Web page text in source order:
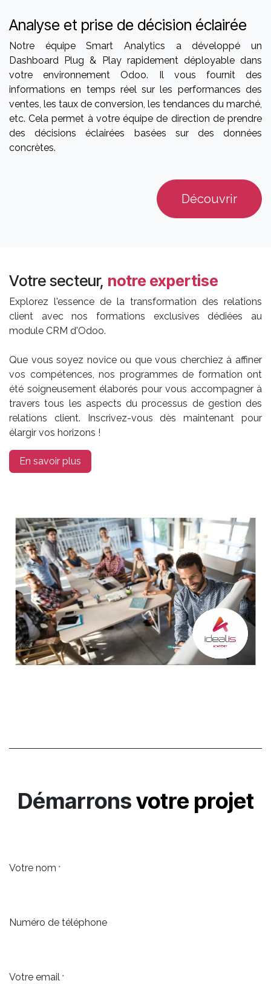
Analyse et prise de décision éclairée
Notre équipe Smart Analytics a développé un
Dashboard Plug & Play rapidement déployable dans
votre environnement Odoo. Il vous fournit des
informations en temps réel sur les performances des
ventes, les taux de conversion, les tendances du marché,
etc. Cela permet à votre équipe de direction de prendre
des décisions éclairées basées sur des données
concrètes.
Découvrir
Votre secteur, notre expertise
Explorez l'essence de la transformation des relations
client avec nos formations exclusives dédiées au
module CRM d'Odoo.
Que vous soyez novice ou que vous cherchiez à affiner
vos compétences, nos programmes de formation ont
été soigneusement élaborés pour vous accompagner à
travers tous les aspects du processus de gestion des
relations client. Inscrivez-vous dès maintenant pour
élargir vos horizons !
En savoir plus
Démarronsvotre projet
Votre nom *
Numéro de téléphone
Votre email *